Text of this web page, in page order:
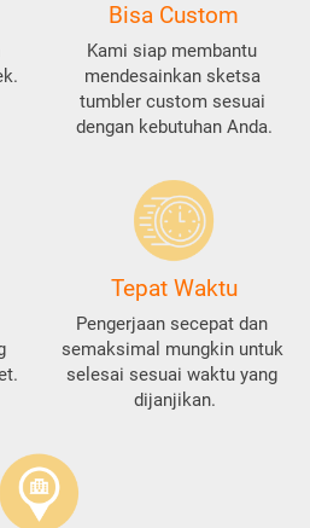
Bisa Custom
Kami siap membantu
mendesainkan sketsa
tumbler custom sesuai
dengan kebutuhan Anda.
Tepat Waktu
Pengerjaan secepat dan
semaksimal mungkin untuk
selesai sesuai waktu yang
dijanjikan.